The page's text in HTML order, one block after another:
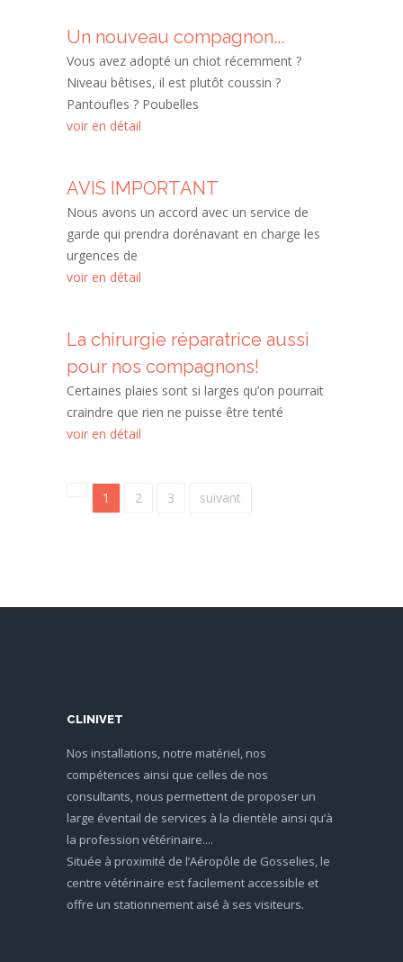
Un nouveau compagnon...
Vous avez adopté un chiot récemment ?
Niveau bêtises, il est plutôt coussin ?
Pantoufles ? Poubelles
voir en détail
AVIS IMPORTANT
Nous avons un accord avec un service de
garde qui prendra dorénavant en charge les
urgences de
voir en détail
La chirurgie réparatrice aussi
pour nos compagnons!
Certaines plaies sont si larges qu’on pourrait
craindre que rien ne puisse être tenté
voir en détail
1 2 3 suivant
CLINIVET
Nos installations, notre matériel, nos
compétences ainsi que celles de nos
consultants, nous permettent de proposer un
large éventail de services à la clientèle ainsi qu’à
la profession vétérinaire....
Située à proximité de l’Aéropôle de Gosselies, le
centre vétérinaire est facilement accessible et
offre un stationnement aisé à ses visiteurs.